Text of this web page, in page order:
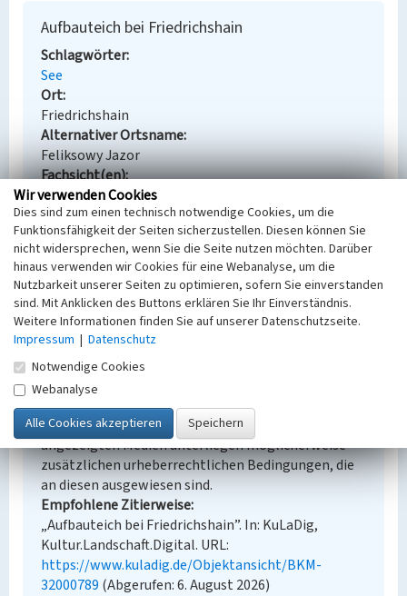
Aufbauteich bei Friedrichshain
Schlagwörter
See
Ort
Friedrichshain
Alternativer Ortsname
Feliksowy Jazor
Fachsicht(en)
Denkmalpflege
Erfassungsmaßstab
Keine Angabe
Erfassungsmethode
Übernahme aus externer Fachdatenbank
Empfohlene Zitierweise
Urheberrechtlicher Hinweis
Der hier präsentierte Inhalt steht unter der freien
Lizenz dl-by-de/2.0 (Namensnennung). Die
angezeigten Medien unterliegen möglicherweise
zusätzlichen urheberrechtlichen Bedingungen, die
an diesen ausgewiesen sind.
Empfohlene Zitierweise
„Aufbauteich bei Friedrichshain”. In: KuLaDig,
Kultur.Landschaft.Digital. URL:
https://www.kuladig.de/Objektansicht/BKM-
32000789 (Abgerufen: 6. August 2026)
Wir verwenden Cookies
Dies sind zum einen technisch notwendige Cookies, um die
Funktionsfähigkeit der Seiten sicherzustellen. Diesen können Sie
nicht widersprechen, wenn Sie die Seite nutzen möchten. Darüber
hinaus verwenden wir Cookies für eine Webanalyse, um die
Nutzbarkeit unserer Seiten zu optimieren, sofern Sie einverstanden
sind. Mit Anklicken des Buttons erklären Sie Ihr Einverständnis.
Weitere Informationen finden Sie auf unserer Datenschutzseite.
Impressum | Datenschutz
Notwendige Cookies
Webanalyse